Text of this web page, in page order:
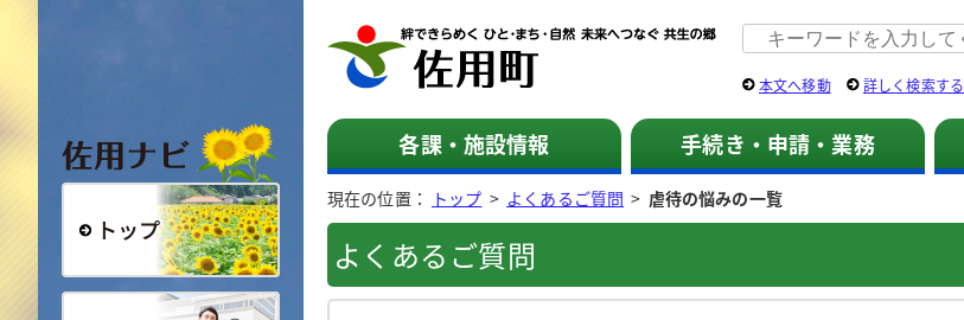
総合トップ
佐用町 公式ホームページ
本文へ移動 詳しく検索する
各課・施設情報 手続き・申請・業務
現在の位置： トップ > よくあるご質問 > 虐待の悩みの一覧
よくあるご質問